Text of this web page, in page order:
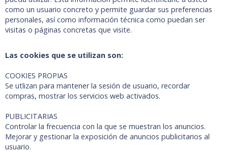
como un usuario concreto y permite guardar sus preferencias
personales, así como información técnica como puedan ser
visitas o páginas concretas que visite.
Las cookies que se utilizan son:
COOKIES PROPIAS
Se utlizan para mantener la sesión de usuario, recordar
compras, mostrar los servicios web activados.
PUBLICITARIAS
Controlar la frecuencia con la que se muestran los anuncios.
Mejorar y gestionar la exposición de anuncios publicitarios al
usuario.